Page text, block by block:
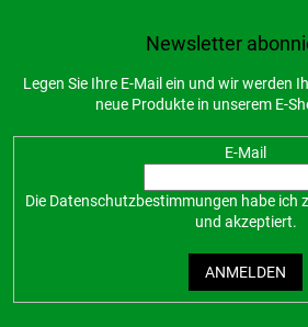
Newsletter
Legen Sie Ihre E-Mail ein und wir werden
neue Produkte in unserem E-
E-Mail
Die Datenschutzbestimmungen habe ich
und akzeptiert.
ANMELDEN